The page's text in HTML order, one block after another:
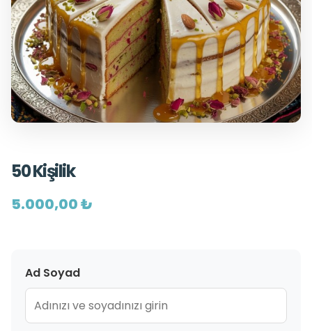
50 Kişilik
5.000,00 ₺
Ad Soyad